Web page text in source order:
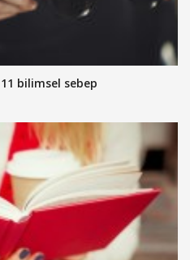
bilimsel sebep